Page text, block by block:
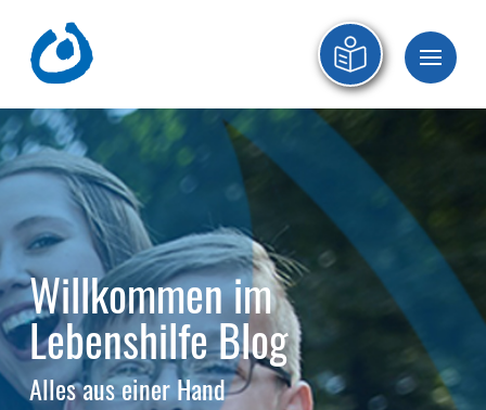
Willkommen im
Lebenshilfe Blog
Alles aus einer Hand